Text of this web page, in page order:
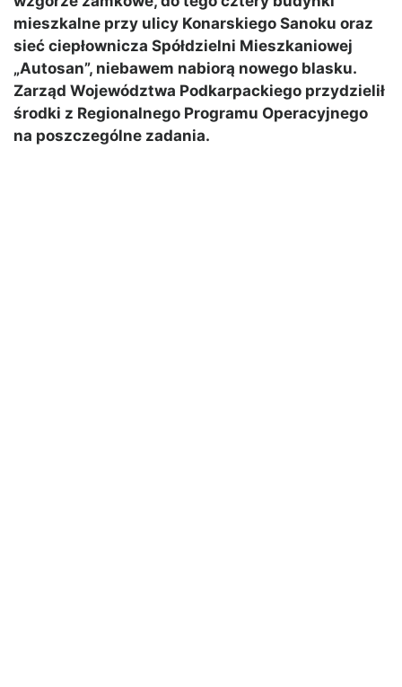
mieszkalne przy ulicy Konarskiego Sanoku oraz
sieć ciepłownicza Spółdzielni Mieszkaniowej
„Autosan”, niebawem nabiorą nowego blasku.
Zarząd Województwa Podkarpackiego przydzielił
środki z Regionalnego Programu Operacyjnego
na poszczególne zadania.